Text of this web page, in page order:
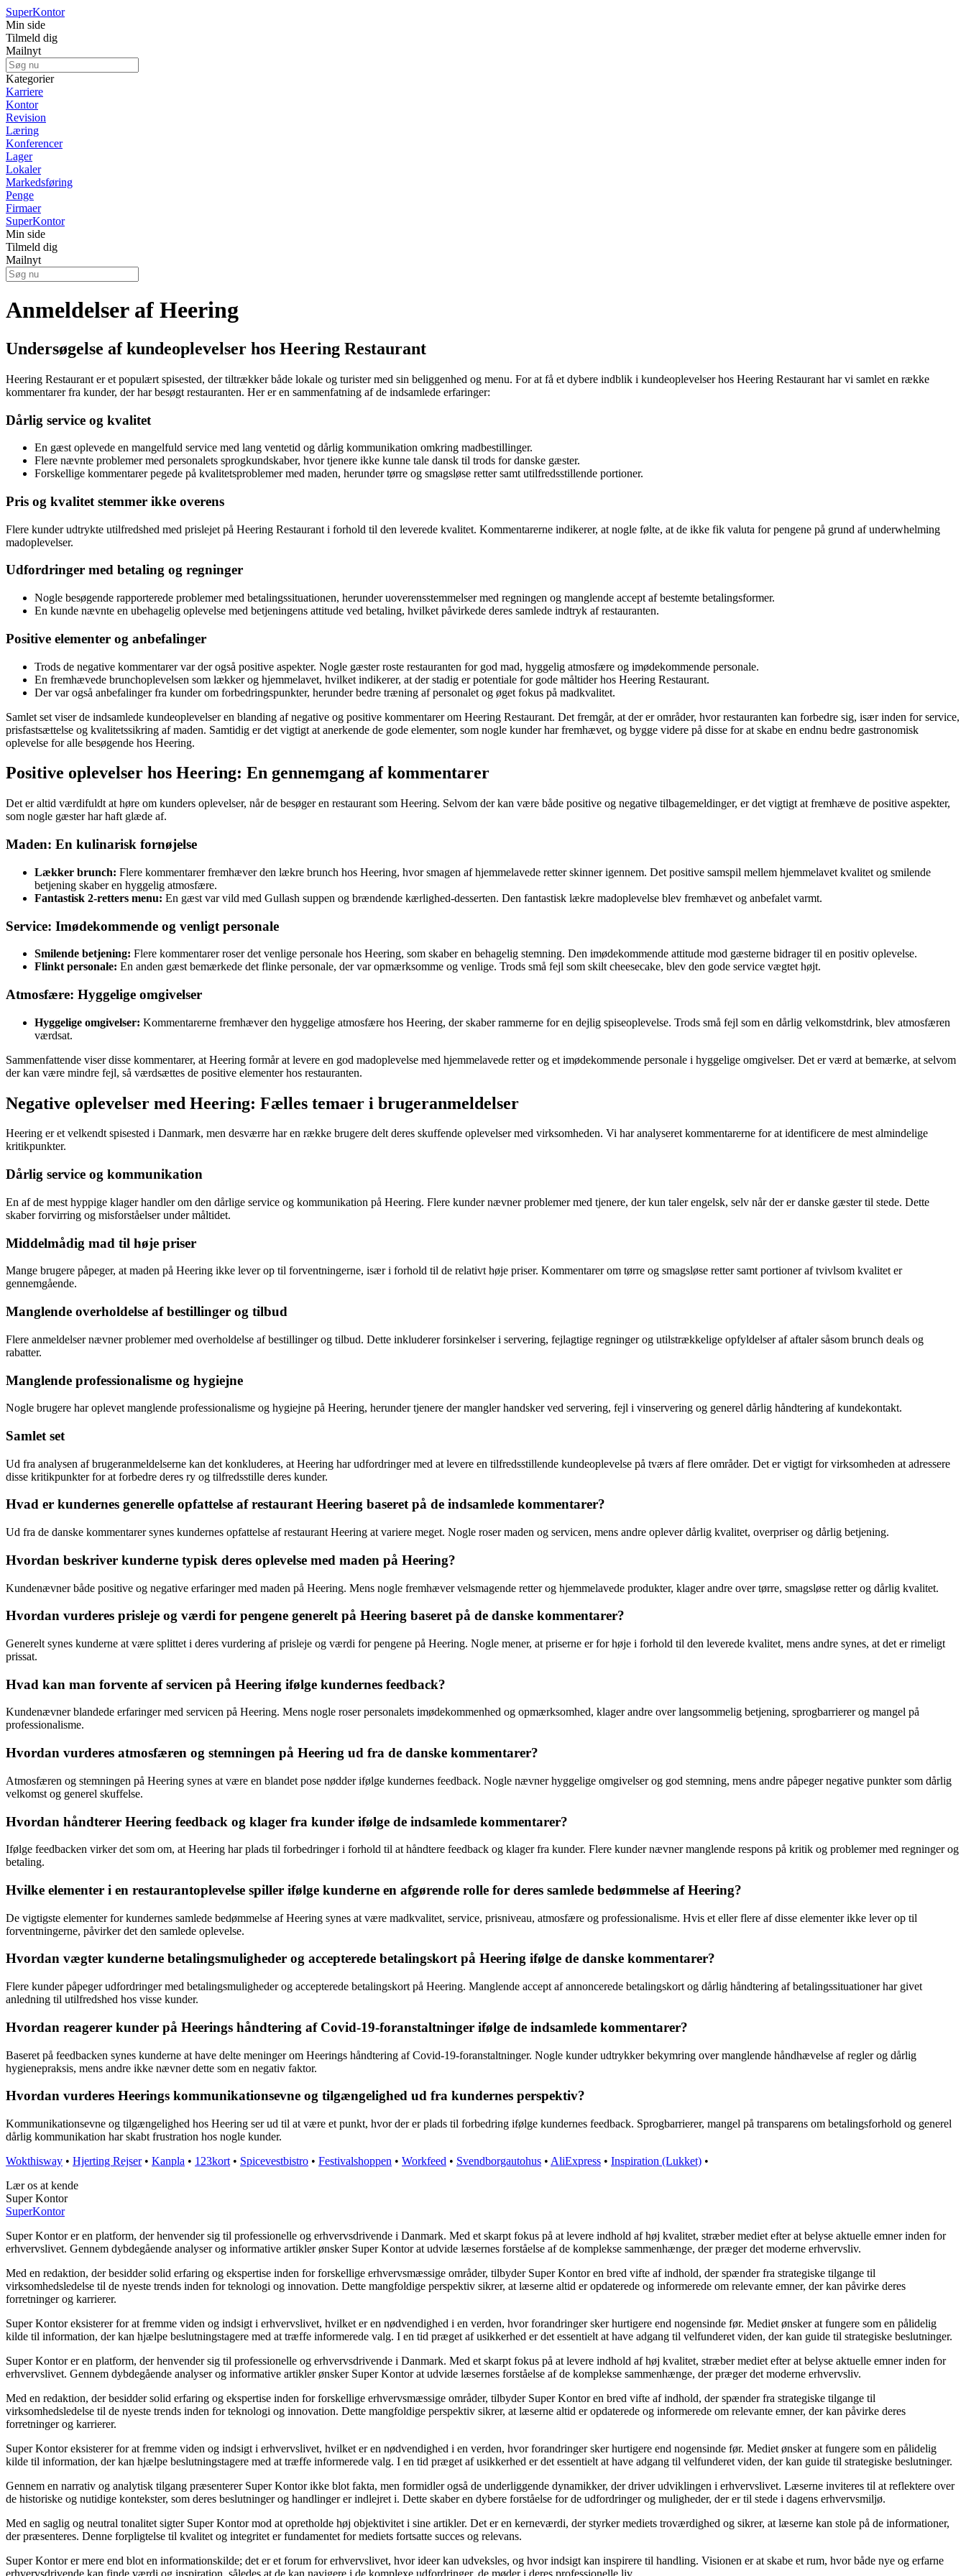
SuperKontor
Min side
Tilmeld dig
Mailnyt
Kategorier
Karriere
Kontor
Revision
Læring
Konferencer
Lager
Lokaler
Markedsføring
Penge
Firmaer
SuperKontor
Min side
Tilmeld dig
Mailnyt
Anmeldelser af Heering
Undersøgelse af kundeoplevelser hos Heering Restaurant
Heering Restaurant er et populært spisested, der tiltrækker både lokale og turister med sin beliggenhed og menu. For at få et dybere indblik i kundeoplevelser hos Heering Restaurant har vi samlet en række
kommentarer fra kunder, der har besøgt restauranten. Her er en sammenfatning af de indsamlede erfaringer:
Dårlig service og kvalitet
En gæst oplevede en mangelfuld service med lang ventetid og dårlig kommunikation omkring madbestillinger.
Flere nævnte problemer med personalets sprogkundskaber, hvor tjenere ikke kunne tale dansk til trods for danske gæster.
Forskellige kommentarer pegede på kvalitetsproblemer med maden, herunder tørre og smagsløse retter samt utilfredsstillende portioner.
Pris og kvalitet stemmer ikke overens
Flere kunder udtrykte utilfredshed med prislejet på Heering Restaurant i forhold til den leverede kvalitet. Kommentarerne indikerer, at nogle følte, at de ikke fik valuta for pengene på grund af underwhelming
madoplevelser.
Udfordringer med betaling og regninger
Nogle besøgende rapporterede problemer med betalingssituationen, herunder uoverensstemmelser med regningen og manglende accept af bestemte betalingsformer.
En kunde nævnte en ubehagelig oplevelse med betjeningens attitude ved betaling, hvilket påvirkede deres samlede indtryk af restauranten.
Positive elementer og anbefalinger
Trods de negative kommentarer var der også positive aspekter. Nogle gæster roste restauranten for god mad, hyggelig atmosfære og imødekommende personale.
En fremhævede brunchoplevelsen som lækker og hjemmelavet, hvilket indikerer, at der stadig er potentiale for gode måltider hos Heering Restaurant.
Der var også anbefalinger fra kunder om forbedringspunkter, herunder bedre træning af personalet og øget fokus på madkvalitet.
Samlet set viser de indsamlede kundeoplevelser en blanding af negative og positive kommentarer om Heering Restaurant. Det fremgår, at der er områder, hvor restauranten kan forbedre sig, især inden for service,
prisfastsættelse og kvalitetssikring af maden. Samtidig er det vigtigt at anerkende de gode elementer, som nogle kunder har fremhævet, og bygge videre på disse for at skabe en endnu bedre gastronomisk
oplevelse for alle besøgende hos Heering.
Positive oplevelser hos Heering: En gennemgang af kommentarer
Det er altid værdifuldt at høre om kunders oplevelser, når de besøger en restaurant som Heering. Selvom der kan være både positive og negative tilbagemeldinger, er det vigtigt at fremhæve de positive aspekter,
som nogle gæster har haft glæde af.
Maden: En kulinarisk fornøjelse
Lækker brunch: Flere kommentarer fremhæver den lækre brunch hos Heering, hvor smagen af hjemmelavede retter skinner igennem. Det positive samspil mellem hjemmelavet kvalitet og smilende
betjening skaber en hyggelig atmosfære.
Fantastisk 2-retters menu: En gæst var vild med Gullash suppen og brændende kærlighed-desserten. Den fantastisk lækre madoplevelse blev fremhævet og anbefalet varmt.
Service: Imødekommende og venligt personale
Smilende betjening: Flere kommentarer roser det venlige personale hos Heering, som skaber en behagelig stemning. Den imødekommende attitude mod gæsterne bidrager til en positiv oplevelse.
Flinkt personale: En anden gæst bemærkede det flinke personale, der var opmærksomme og venlige. Trods små fejl som skilt cheesecake, blev den gode service vægtet højt.
Atmosfære: Hyggelige omgivelser
Hyggelige omgivelser: Kommentarerne fremhæver den hyggelige atmosfære hos Heering, der skaber rammerne for en dejlig spiseoplevelse. Trods små fejl som en dårlig velkomstdrink, blev atmosfæren
værdsat.
Sammenfattende viser disse kommentarer, at Heering formår at levere en god madoplevelse med hjemmelavede retter og et imødekommende personale i hyggelige omgivelser. Det er værd at bemærke, at selvom
der kan være mindre fejl, så værdsættes de positive elementer hos restauranten.
Negative oplevelser med Heering: Fælles temaer i brugeranmeldelser
Heering er et velkendt spisested i Danmark, men desværre har en række brugere delt deres skuffende oplevelser med virksomheden. Vi har analyseret kommentarerne for at identificere de mest almindelige
kritikpunkter.
Dårlig service og kommunikation
En af de mest hyppige klager handler om den dårlige service og kommunikation på Heering. Flere kunder nævner problemer med tjenere, der kun taler engelsk, selv når der er danske gæster til stede. Dette
skaber forvirring og misforståelser under måltidet.
Middelmådig mad til høje priser
Mange brugere påpeger, at maden på Heering ikke lever op til forventningerne, især i forhold til de relativt høje priser. Kommentarer om tørre og smagsløse retter samt portioner af tvivlsom kvalitet er
gennemgående.
Manglende overholdelse af bestillinger og tilbud
Flere anmeldelser nævner problemer med overholdelse af bestillinger og tilbud. Dette inkluderer forsinkelser i servering, fejlagtige regninger og utilstrækkelige opfyldelser af aftaler såsom brunch deals og
rabatter.
Manglende professionalisme og hygiejne
Nogle brugere har oplevet manglende professionalisme og hygiejne på Heering, herunder tjenere der mangler handsker ved servering, fejl i vinservering og generel dårlig håndtering af kundekontakt.
Samlet set
Ud fra analysen af brugeranmeldelserne kan det konkluderes, at Heering har udfordringer med at levere en tilfredsstillende kundeoplevelse på tværs af flere områder. Det er vigtigt for virksomheden at adressere
disse kritikpunkter for at forbedre deres ry og tilfredsstille deres kunder.
Hvad er kundernes generelle opfattelse af restaurant Heering baseret på de indsamlede kommentarer?
Ud fra de danske kommentarer synes kundernes opfattelse af restaurant Heering at variere meget. Nogle roser maden og servicen, mens andre oplever dårlig kvalitet, overpriser og dårlig betjening.
Hvordan beskriver kunderne typisk deres oplevelse med maden på Heering?
Kundenævner både positive og negative erfaringer med maden på Heering. Mens nogle fremhæver velsmagende retter og hjemmelavede produkter, klager andre over tørre, smagsløse retter og dårlig kvalitet.
Hvordan vurderes prisleje og værdi for pengene generelt på Heering baseret på de danske kommentarer?
Generelt synes kunderne at være splittet i deres vurdering af prisleje og værdi for pengene på Heering. Nogle mener, at priserne er for høje i forhold til den leverede kvalitet, mens andre synes, at det er rimeligt
prissat.
Hvad kan man forvente af servicen på Heering ifølge kundernes feedback?
Kundenævner blandede erfaringer med servicen på Heering. Mens nogle roser personalets imødekommenhed og opmærksomhed, klager andre over langsommelig betjening, sprogbarrierer og mangel på
professionalisme.
Hvordan vurderes atmosfæren og stemningen på Heering ud fra de danske kommentarer?
Atmosfæren og stemningen på Heering synes at være en blandet pose nødder ifølge kundernes feedback. Nogle nævner hyggelige omgivelser og god stemning, mens andre påpeger negative punkter som dårlig
velkomst og generel skuffelse.
Hvordan håndterer Heering feedback og klager fra kunder ifølge de indsamlede kommentarer?
Ifølge feedbacken virker det som om, at Heering har plads til forbedringer i forhold til at håndtere feedback og klager fra kunder. Flere kunder nævner manglende respons på kritik og problemer med regninger og
betaling.
Hvilke elementer i en restaurantoplevelse spiller ifølge kunderne en afgørende rolle for deres samlede bedømmelse af Heering?
De vigtigste elementer for kundernes samlede bedømmelse af Heering synes at være madkvalitet, service, prisniveau, atmosfære og professionalisme. Hvis et eller flere af disse elementer ikke lever op til
forventningerne, påvirker det den samlede oplevelse.
Hvordan vægter kunderne betalingsmuligheder og accepterede betalingskort på Heering ifølge de danske kommentarer?
Flere kunder påpeger udfordringer med betalingsmuligheder og accepterede betalingskort på Heering. Manglende accept af annoncerede betalingskort og dårlig håndtering af betalingssituationer har givet
anledning til utilfredshed hos visse kunder.
Hvordan reagerer kunder på Heerings håndtering af Covid-19-foranstaltninger ifølge de indsamlede kommentarer?
Baseret på feedbacken synes kunderne at have delte meninger om Heerings håndtering af Covid-19-foranstaltninger. Nogle kunder udtrykker bekymring over manglende håndhævelse af regler og dårlig
hygienepraksis, mens andre ikke nævner dette som en negativ faktor.
Hvordan vurderes Heerings kommunikationsevne og tilgængelighed ud fra kundernes perspektiv?
Kommunikationsevne og tilgængelighed hos Heering ser ud til at være et punkt, hvor der er plads til forbedring ifølge kundernes feedback. Sprogbarrierer, mangel på transparens om betalingsforhold og generel
dårlig kommunikation har skabt frustration hos nogle kunder.
Wokthisway • Hjerting Rejser• Kanpla • 123kort • Spicevestbistro • Festivalshoppen • Workfeed • Svendborgautohus • AliExpress • Inspiration (Lukket) •
Lær os at kende
Super Kontor
SuperKontor
Super Kontor er en platform, der henvender sig til professionelle og erhvervsdrivende i Danmark. Med et skarpt fokus på at levere indhold af høj kvalitet, stræber mediet efter at belyse aktuelle emner inden for
erhvervslivet. Gennem dybdegående analyser og informative artikler ønsker Super Kontor at udvide læsernes forståelse af de komplekse sammenhænge, der præger det moderne erhvervsliv.
Med en redaktion, der besidder solid erfaring og ekspertise inden for forskellige erhvervsmæssige områder, tilbyder Super Kontor en bred vifte af indhold, der spænder fra strategiske tilgange til
virksomhedsledelse til de nyeste trends inden for teknologi og innovation. Dette mangfoldige perspektiv sikrer, at læserne altid er opdaterede og informerede om relevante emner, der kan påvirke deres
forretninger og karrierer.
Super Kontor eksisterer for at fremme viden og indsigt i erhvervslivet, hvilket er en nødvendighed i en verden, hvor forandringer sker hurtigere end nogensinde før. Mediet ønsker at fungere som en pålidelig
kilde til information, der kan hjælpe beslutningstagere med at træffe informerede valg. I en tid præget af usikkerhed er det essentielt at have adgang til velfunderet viden, der kan guide til strategiske beslutninger.
Super Kontor er en platform, der henvender sig til professionelle og erhvervsdrivende i Danmark. Med et skarpt fokus på at levere indhold af høj kvalitet, stræber mediet efter at belyse aktuelle emner inden for
erhvervslivet. Gennem dybdegående analyser og informative artikler ønsker Super Kontor at udvide læsernes forståelse af de komplekse sammenhænge, der præger det moderne erhvervsliv.
Med en redaktion, der besidder solid erfaring og ekspertise inden for forskellige erhvervsmæssige områder, tilbyder Super Kontor en bred vifte af indhold, der spænder fra strategiske tilgange til
virksomhedsledelse til de nyeste trends inden for teknologi og innovation. Dette mangfoldige perspektiv sikrer, at læserne altid er opdaterede og informerede om relevante emner, der kan påvirke deres
forretninger og karrierer.
Super Kontor eksisterer for at fremme viden og indsigt i erhvervslivet, hvilket er en nødvendighed i en verden, hvor forandringer sker hurtigere end nogensinde før. Mediet ønsker at fungere som en pålidelig
kilde til information, der kan hjælpe beslutningstagere med at træffe informerede valg. I en tid præget af usikkerhed er det essentielt at have adgang til velfunderet viden, der kan guide til strategiske beslutninger.
Gennem en narrativ og analytisk tilgang præsenterer Super Kontor ikke blot fakta, men formidler også de underliggende dynamikker, der driver udviklingen i erhvervslivet. Læserne inviteres til at reflektere over
de historiske og nutidige kontekster, som deres beslutninger og handlinger er indlejret i. Dette skaber en dybere forståelse for de udfordringer og muligheder, der er til stede i dagens erhvervsmiljø.
Med en saglig og neutral tonalitet sigter Super Kontor mod at opretholde høj objektivitet i sine artikler. Det er en kerneværdi, der styrker mediets troværdighed og sikrer, at læserne kan stole på de informationer,
der præsenteres. Denne forpligtelse til kvalitet og integritet er fundamentet for mediets fortsatte succes og relevans.
Super Kontor er mere end blot en informationskilde; det er et forum for erhvervslivet, hvor ideer kan udveksles, og hvor indsigt kan inspirere til handling. Visionen er at skabe et rum, hvor både nye og erfarne
erhvervsdrivende kan finde værdi og inspiration, således at de kan navigere i de komplexe udfordringer, de møder i deres professionelle liv.